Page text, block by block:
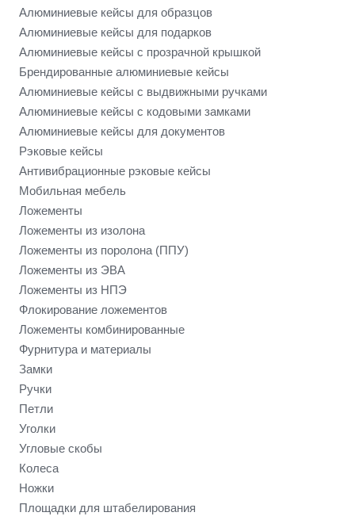
Алюминиевые кейсы для образцов
Алюминиевые кейсы для подарков
Алюминиевые кейсы с прозрачной крышкой
Брендированные алюминиевые кейсы
Алюминиевые кейсы с выдвижными ручками
Алюминиевые кейсы с кодовыми замками
Алюминиевые кейсы для документов
Рэковые кейсы
Антивибрационные рэковые кейсы
Мобильная мебель
Ложементы
Ложементы из изолона
Ложементы из поролона (ППУ)
Ложементы из ЭВА
Ложементы из НПЭ
Флокирование ложементов
Ложементы комбинированные
Фурнитура и материалы
Замки
Ручки
Петли
Уголки
Угловые скобы
Колеса
Ножки
Площадки для штабелирования